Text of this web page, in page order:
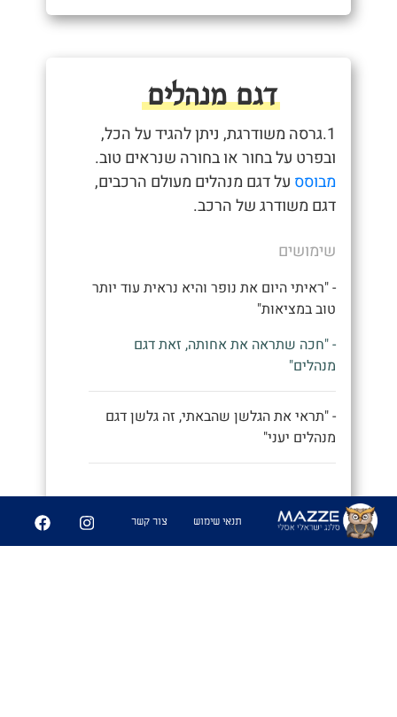
דגם מנהלים
1.גרסה משודרגת, ניתן להגיד על הכל,
ובפרט על בחור או בחורה שנראים טוב.
מבוסס על דגם מנהלים מעולם הרכבים,
דגם משודרג של הרכב.
שימושים
- "ראיתי היום את נופר והיא נראית עוד יותר
טוב במציאות"
- "חכה שתראה את אחותה, זאת דגם
מנהלים"
- "תראי את הגלשן שהבאתי, זה גלשן דגם
מנהלים יעני"
תנאי שימוש צור קשר